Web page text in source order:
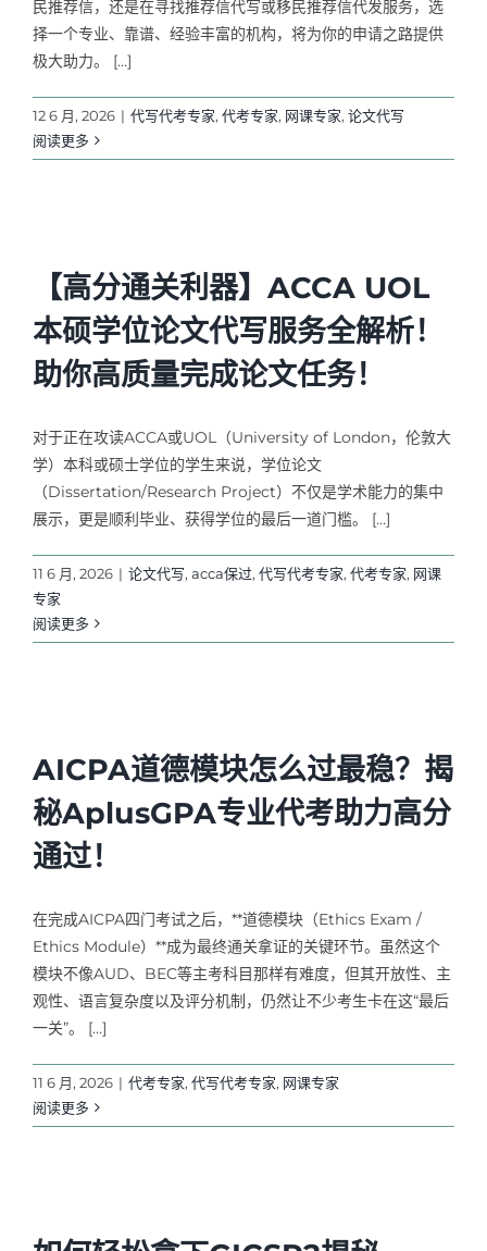
民推荐信，还是在寻找推荐信代写或移民推荐信代发服务，选
择一个专业、靠谱、经验丰富的机构，将为你的申请之路提供
极大助力。 […]
12 6 月, 2026 | 代写代考专家, 代考专家, 网课专家, 论文代写
阅读更多
【高分通关利器】ACCA UOL
本硕学位论文代写服务全解析！
助你高质量完成论文任务！
对于正在攻读ACCA或UOL（University of London，伦敦大
学）本科或硕士学位的学生来说，学位论文
（Dissertation/Research Project）不仅是学术能力的集中
展示，更是顺利毕业、获得学位的最后一道门槛。 […]
11 6 月, 2026 | 论文代写, acca保过, 代写代考专家, 代考专家, 网课
专家
阅读更多
AICPA道德模块怎么过最稳？揭
秘AplusGPA专业代考助力高分
通过！
在完成AICPA四门考试之后，**道德模块（Ethics Exam /
Ethics Module）**成为最终通关拿证的关键环节。虽然这个
模块不像AUD、BEC等主考科目那样有难度，但其开放性、主
观性、语言复杂度以及评分机制，仍然让不少考生卡在这“最后
一关”。 […]
11 6 月, 2026 | 代考专家, 代写代考专家, 网课专家
阅读更多